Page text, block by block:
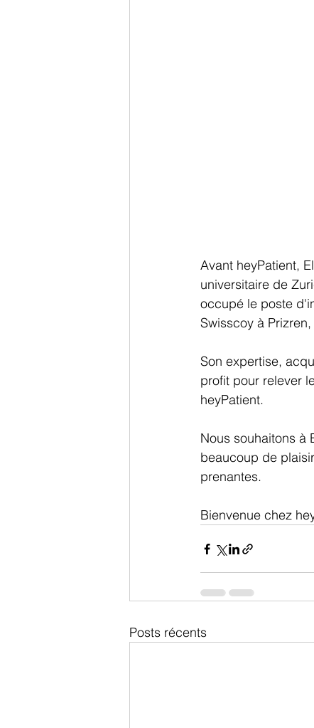
Avant heyPatient,
universitaire de
occupé le poste
Swisscoy à
Son expertise,
profit pour relever
heyPatient.
Nous souhaitons à
beaucoup de
prenantes.
Bienvenue chez
Posts récents